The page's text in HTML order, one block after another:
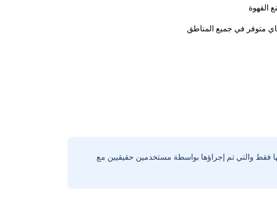
القهوة
متوفر في جميع المناطق
فقط والتي تم إجراؤها بواسطة مستخدمين حقيقيين مع